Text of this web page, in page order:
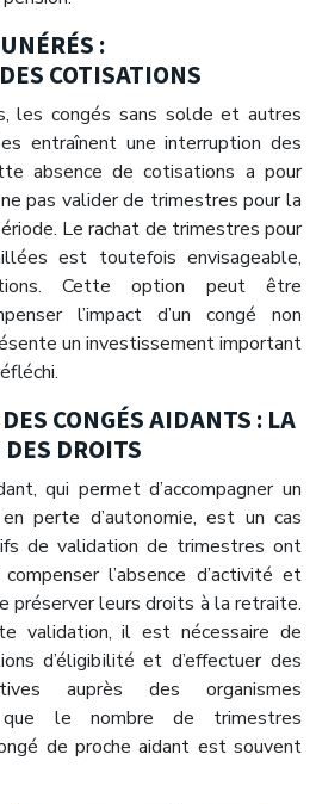
:
COTISATIONS
les congés sans solde et autres
entraînent une interruption des
absence de cotisations a pour
pas valider de trimestres pour la
Le rachat de trimestres pour
est toutefois envisageable,
Cette option peut être
l’impact d’un congé non
un investissement important
CONGÉS AIDANTS : LA
DROITS
qui permet d’accompagner un
perte d’autonomie, est un cas
de validation de trimestres ont
l’absence d’activité et
préserver leurs droits à la retraite.
validation, il est nécessaire de
d’éligibilité et d’effectuer des
auprès des organismes
que le nombre de trimestres
de proche aidant est souvent